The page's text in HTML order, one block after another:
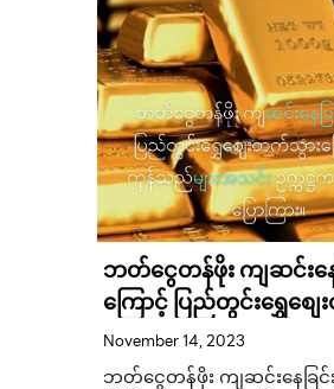
ဘတ်ငွေတန်ဖိုး ကျဆင်းနေ
ကြောင့် ပြည်တွင်းရွှေစျ
ကြောင်း ရွှေကုန်သည်များ
ဥက္ကဋ္ဌက ထုတ်ဖော်ပြောကြ
November 14, 2023
ဘတ်ငွေတန်ဖိုး ကျဆင်းနေခြင်